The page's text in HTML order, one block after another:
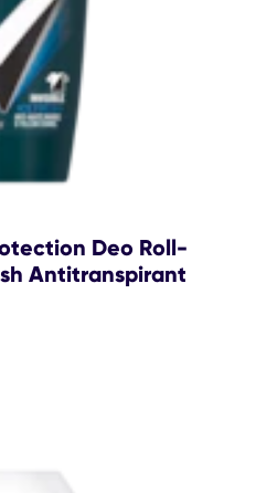
Deo Roll-
Antitranspirant